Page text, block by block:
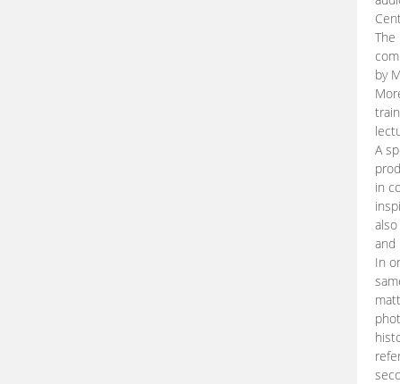
The
by
A
in
and
In